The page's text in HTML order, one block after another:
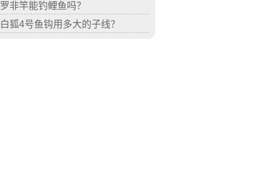
罗非竿能钓鲤鱼吗？
白狐4号鱼钩用多大的子线？